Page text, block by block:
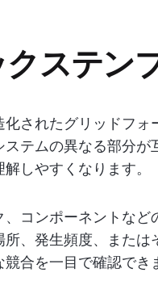
ステン
されたグリッドフ
テムの異なる部分
しやすくなります。
コンポーネントな
、発生頻度、また
合を一目で確認でき